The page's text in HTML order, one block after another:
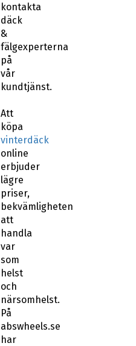
kontakta
däck
&
fälgexperterna
på
vår
kundtjänst.
Att
köpa
vinterdäck
online
erbjuder
lägre
priser,
bekvämligheten
att
handla
var
som
helst
och
närsomhelst.
På
abswheels.se
har